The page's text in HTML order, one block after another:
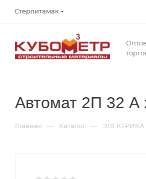
Стерлитамак
Автомат 2П 32 А
Главная — Каталог — ЭЛЕКТРИКА